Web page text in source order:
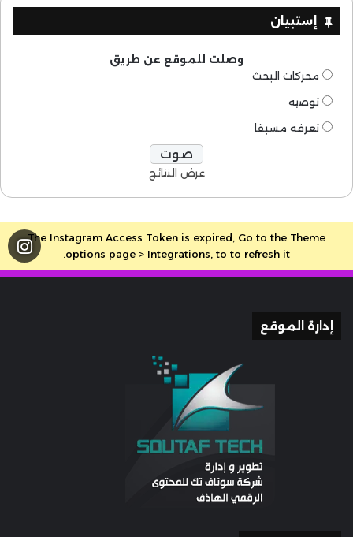
إستبيان
وصلت للموقع عن طريق
محركات البحث
توصيه
تعرفه مسبقا
عرض النتائج
The Instagram Access Token is expired, Go to the Theme
options page > Integrations, to to refresh it.
إدارة الموقع